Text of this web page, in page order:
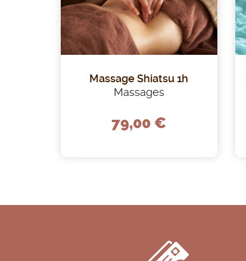
e
Massage Shiatsu 1h
Massages
79,00 €